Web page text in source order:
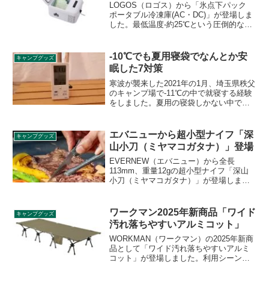
LOGOS（ロゴス）から「氷点下パック
ポータブル冷凍庫(AC・DC)」が登場しま
した。最低温度-約25℃という圧倒的な冷
両電源に対応するため、車のアクセサリ
ーソケットから給電できます。詳細をレ
ビューします。
キャンプグッズ
-10℃でも夏用寝袋でなんとか安
眠した7対策
寒波が襲来した2021年の1月、埼玉県秩父
のキャンプ場で-11℃の中で就寝する経験
をしました。夏用の寝袋しかない中で、
介します。
キャンプグッズ
エバニューから超小型ナイフ「深
山小刀（ミヤマコガタナ）」登場
EVERNEW（エバニュー）から全長
113mm、重量12gの超小型ナイフ「深山
小刀（ミヤマコガタナ）」が登場しまし
詳細をレビューします。
キャンプグッズ
ワークマン2025年新商品「ワイド
汚れ落ちやすいアルミコット」
WORKMAN（ワークマン）の2025年新商
品として「ワイド汚れ落ちやすいアルミ
コット」が登場しました。利用シーンに